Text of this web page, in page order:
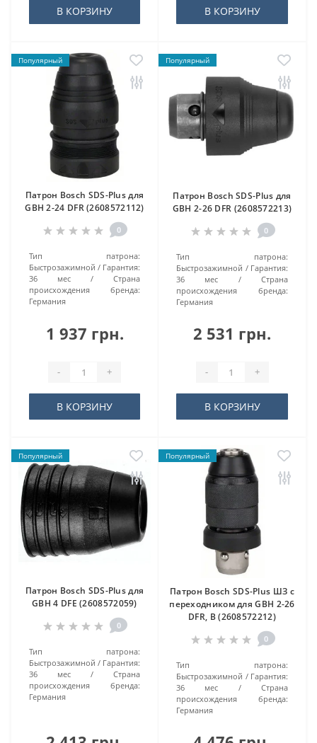
В КОРЗИНУ В КОРЗИНУ
Популярный
Патрон Bosch SDS-Plus для
GBH 2-24 DFR (2608572112)
0
Тип патрона:
Быстрозажимной
Гарантия:
36 мес
Страна
происхождения бренда:
Германия
1 937 грн.
- +
В КОРЗИНУ
Популярный
Патрон Bosch SDS-Plus для
GBH 2-26 DFR (2608572213)
0
Тип патрона:
Быстрозажимной
Гарантия:
36 мес
Страна
происхождения бренда:
Германия
2 531 грн.
- +
В КОРЗИНУ
Популярный
Патрон Bosch SDS-Plus для
GBH 4 DFE (2608572059)
0
Тип патрона:
Быстрозажимной
Гарантия:
36 мес
Страна
происхождения бренда:
Германия
Популярный
Патрон Bosch SDS-Plus ШЗ с
переходником для GBH 2-26
DFR, B (2608572212)
0
Тип патрона:
Быстрозажимной
Гарантия:
36 мес
Страна
происхождения бренда:
Германия